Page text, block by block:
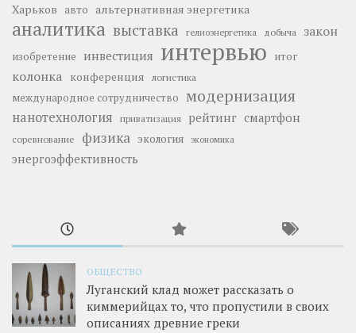
Харьков авто альтернативная энергетика
аналитика выставка гелиоэнергетика добыча закон
изобретение инвестиция интервью итог
колонка конференция логистика
международное сотрудничество модернизация
нанотехнология приватизация рейтинг смартфон
соревнование физика экология экономика
энергоэффективность
ОБЩЕСТВО
Луганский клад может рассказать о
киммерийцах то, что пропустили в своих
описаниях древние греки